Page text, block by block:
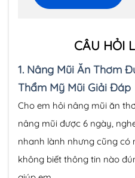
CÂU HỎI
1. Nâng Mũi Ăn Thơm
Thẩm Mỹ Mũi Giải Đáp
Cho em hỏi nâng mũi ăn
nâng mũi được 6 ngày,
nhanh lành nhưng cũng có
không biết thông tin nào